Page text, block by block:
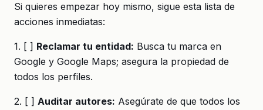
Si quieres empezar hoy mismo, sigue esta lista de
acciones inmediatas:
1. [ ] Reclamar tu entidad: Busca tu marca en
Google y Google Maps; asegura la propiedad de
todos los perfiles.
2. [ ] Auditar autores: Asegúrate de que todos los